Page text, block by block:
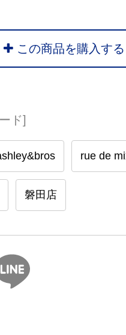
この商品を購入する
ド]
rue de
磐田店